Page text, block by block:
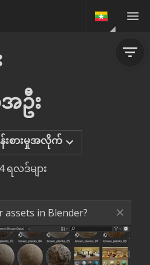
ဦး
းစားမှုအလိုက်
ရလဒ်များ
assets in Blender?